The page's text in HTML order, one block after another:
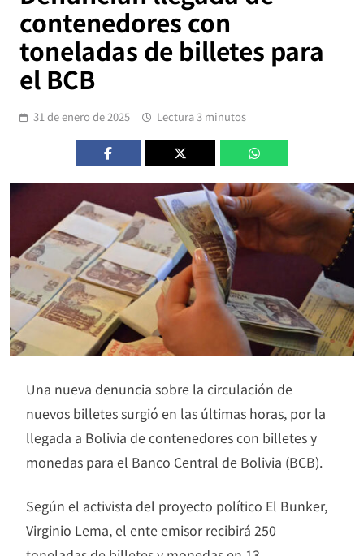
contenedores con
toneladas de billetes para
el BCB
31 de enero de 2025 Lectura 3 minutos
Una nueva denuncia sobre la circulación de
nuevos billetes surgió en las últimas horas, por la
llegada a Bolivia de contenedores con billetes y
monedas para el Banco Central de Bolivia (BCB).
Según el activista del proyecto político El Bunker,
Virginio Lema, el ente emisor recibirá 250